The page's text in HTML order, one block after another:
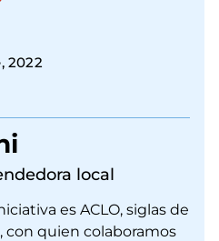
2022
local
es ACLO, siglas de
con quien colaboramos